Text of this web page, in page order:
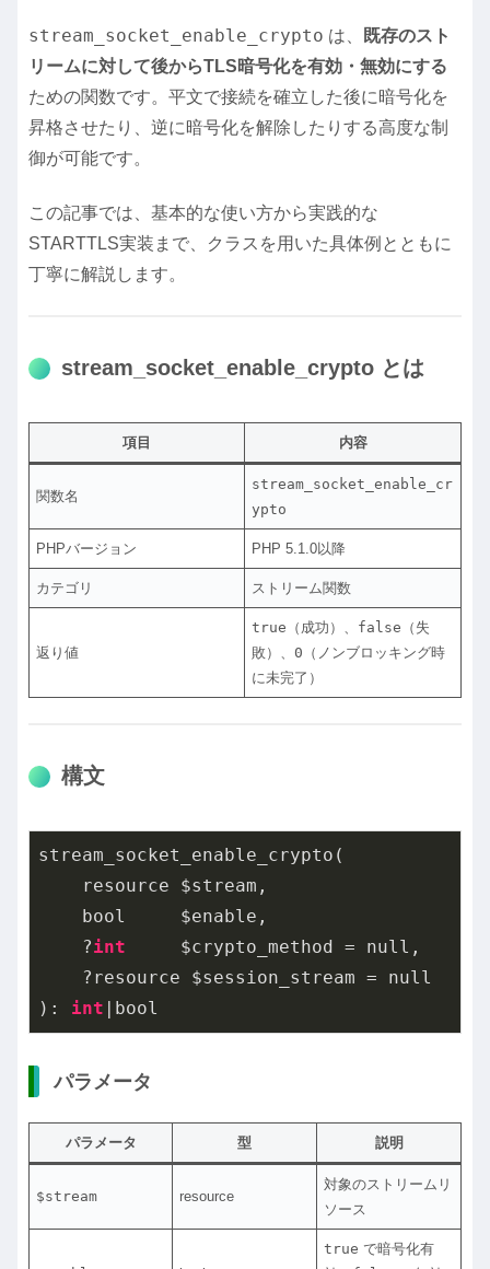
stream_socket_enable_crypto は、
既存のスト
リームに対して後からTLS暗号化を有効・無効にする
ための関数です。平文で接続を確立した後に暗号化を
昇格させたり、逆に暗号化を解除したりする高度な制
御が可能です。
この記事では、基本的な使い方から実践的な
STARTTLS実装まで、クラスを用いた具体例とともに
丁寧に解説します。
stream_socket_enable_crypto とは
項目 内容
関数名
stream_socket_enable_cr
ypto
PHPバージョン PHP 5.1.0以降
カテゴリ ストリーム関数
返り値
true （成功）、 false （失
敗）、0 （ノンブロッキング時
に未完了）
構文
stream_socket_enable_crypto(
    resource $stream,
    bool     $enable,
    ?
int
     $crypto_method = null,
    ?resource $session_stream = null
): int
パラメータ
パラメータ 型 説明
$stream resource
対象のストリームリ
ソース
true で暗号化有